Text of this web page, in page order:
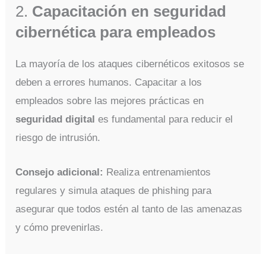
2. Capacitación en seguridad
cibernética para empleados
La mayoría de los ataques cibernéticos exitosos se
deben a errores humanos. Capacitar a los
empleados sobre las mejores prácticas en
seguridad digital es fundamental para reducir el
riesgo de intrusión.
Consejo adicional: Realiza entrenamientos
regulares y simula ataques de phishing para
asegurar que todos estén al tanto de las amenazas
y cómo prevenirlas.